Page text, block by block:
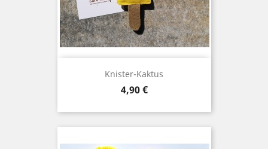
Knister-Kaktus
Preis
4,90 €